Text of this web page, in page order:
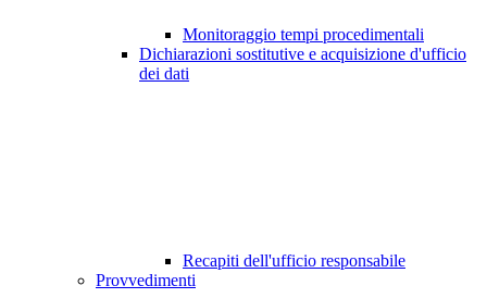
Monitoraggio tempi procedimentali
Dichiarazioni sostitutive e acquisizione d'ufficio
dei dati
Recapiti dell'ufficio responsabile
Provvedimenti